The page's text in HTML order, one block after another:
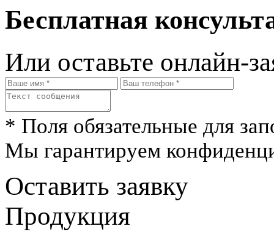
Бесплатная
Или оставьте онлайн-
* Поля обязательные для
Мы гарантируем
Оставить заявку
Продукция